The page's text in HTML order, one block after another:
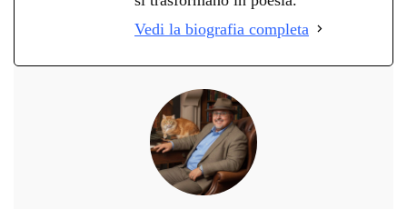
Vedi la biografia completa